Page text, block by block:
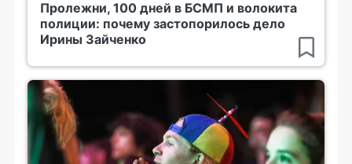
Пролежни, 100 дней в БСМП и волокита
полиции: почему застопорилось дело
Ирины Зайченко